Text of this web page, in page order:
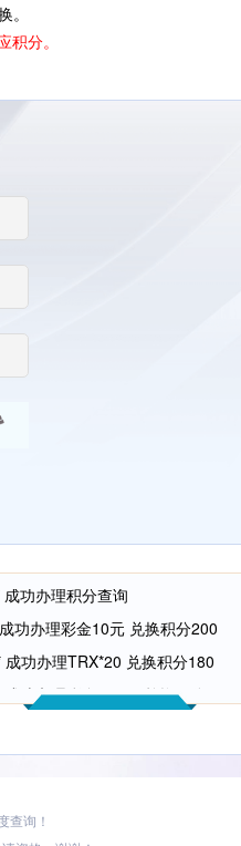
分。
功办理积分查询
功办理彩金10元 兑换积分200
成功办理TRX*20 兑换积分180
功办理彩金100元 兑换积分1,500
功办理积分查询
功办理彩金10元 兑换积分200
查询！